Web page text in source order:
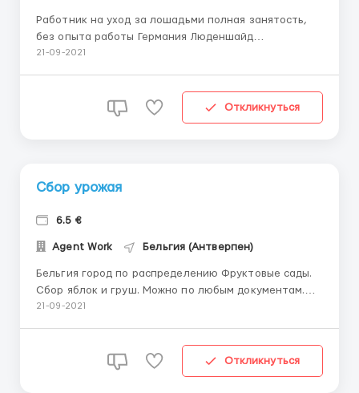
Работник на уход за лошадьми полная занятость,
без опыта работы Германия Люденшайд
Должностные обязанности: Уход за лошадьми и
Возраст до 55лет Услови...
21-09-2021
Откликнуться
Сбор урожая
6.5 €
Agent Work Бельгия (Антверпен)
Бельгия город по распределению Фруктовые сады.
Сбор яблок и груш. Можно по любым документам.
Нужны мужчины, женщины, семейные пары. Оплата
предоставляется бесплатно.Комунальные услуги
21-09-2021
Откликнуться